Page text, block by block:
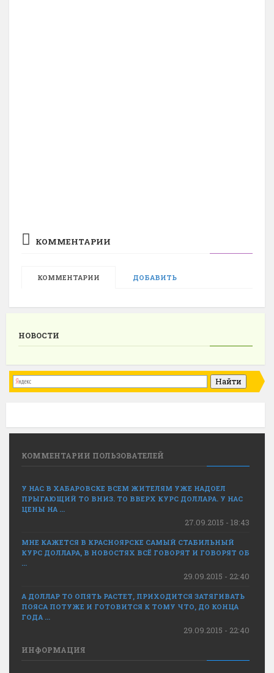
КОММЕНТАРИИ
КОММЕНТАРИИ ДОБАВИТЬ
НОВОСТИ
КОММЕНТАРИИ ПОЛЬЗОВАТЕЛЕЙ
У НАС В ХАБАРОВСКЕ ВСЕМ ЖИТЕЛЯМ УЖЕ НАДОЕЛ
ПРЫГАЮЩИЙ ТО ВНИЗ. ТО ВВЕРХ КУРС ДОЛЛАРА. У НАС
ЦЕНЫ НА ...
27.09.2015 - 18:43
МНЕ КАЖЕТСЯ В КРАСНОЯРСКЕ САМЫЙ СТАБИЛЬНЫЙ
КУРС ДОЛЛАРА, В НОВОСТЯХ ВСЁ ГОВОРЯТ И ГОВОРЯТ ОБ
...
29.09.2015 - 22:40
А ДОЛЛАР ТО ОПЯТЬ РАСТЕТ, ПРИХОДИТСЯ ЗАТЯГИВАТЬ
ПОЯСА ПОТУЖЕ И ГОТОВИТСЯ К ТОМУ ЧТО, ДО КОНЦА
ГОДА ...
29.09.2015 - 22:40
ИНФОРМАЦИЯ